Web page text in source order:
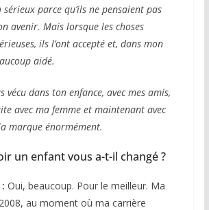
parce qu’ils ne pensaient pas
avenir. Mais lorsque les choses
ils l’ont accepté et, dans mon
aidé.
vécu dans ton enfance, avec mes amis,
avec ma femme et maintenant avec
marque énormément.
un enfant vous a-t-il changé ?
Oui, beaucoup. Pour le meilleur. Ma
au moment où ma carrière